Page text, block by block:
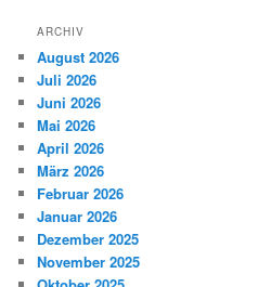
ARCHIV
August 2026
Juli 2026
Juni 2026
Mai 2026
April 2026
März 2026
Februar 2026
Januar 2026
Dezember 2025
November 2025